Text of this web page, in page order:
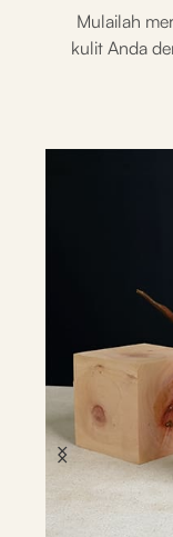
Mulailah
kulit Anda